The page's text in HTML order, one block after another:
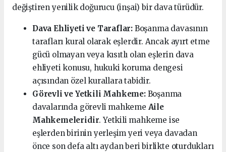
değiştiren yenilik doğurucu (inşai) bir dava türüdür.
Dava Ehliyeti ve Taraflar: Boşanma davasının
tarafları kural olarak eşlerdir. Ancak ayırt etme
gücü olmayan veya kısıtlı olan eşlerin dava
ehliyeti konusu, hukuki koruma dengesi
açısından özel kurallara tabidir.
Görevli ve Yetkili Mahkeme:Boşanma
davalarında görevli mahkeme Aile
Mahkemeleridir. Yetkili mahkeme ise
eşlerden birinin yerleşim yeri veya davadan
önce son defa altı aydan beri birlikte oturdukları